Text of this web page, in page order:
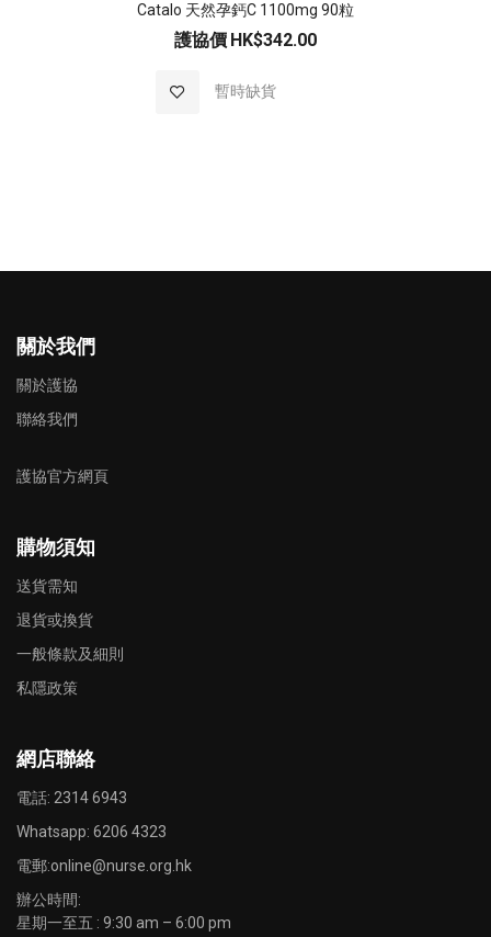
Catalo 天然孕鈣C 1100mg 90粒
護協價 HK$342.00
暫時缺貨
加入至願望清單
關於我們
關於護協
聯絡我們
護協官方網頁
購物須知
送貨需知
退貨或換貨
一般條款及細則
私隱政策
網店聯絡
電話: 2314 6943
Whatsapp: 6206 4323
電郵:online@nurse.org.hk
辦公時間:
星期一至五 : 9:30 am – 6:00 pm